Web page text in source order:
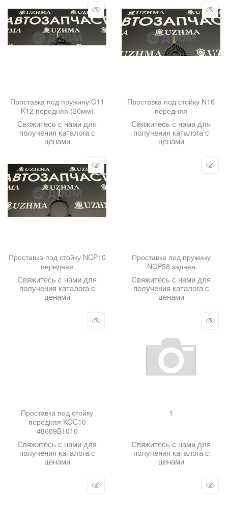
Проставка под пружину C11
K12 передняя (20мм)
Свяжитесь с нами для
получения каталога с
ценами
Проставка под стойку N16
передняя
Свяжитесь с нами для
получения каталога с
ценами
Проставка под стойку NCP10
передняя
Свяжитесь с нами для
получения каталога с
ценами
Проставка под пружину
NCP58 задняя
Свяжитесь с нами для
получения каталога с
ценами
Проставка под стойку
передняя KGC10
48609B1010
Свяжитесь с нами для
получения каталога с
ценами
1
Свяжитесь с нами для
получения каталога с
ценами